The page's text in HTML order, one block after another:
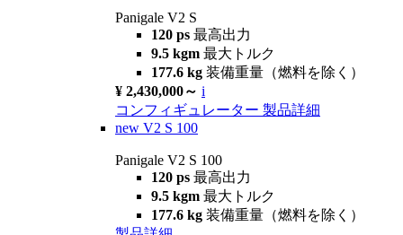
Panigale V2 S
120 ps 最高出力
9.5 kgm 最大トルク
177.6 kg 装備重量（燃料を除く）
¥ 2,430,000～ i
コンフィギュレーター 製品詳細
new V2 S 100
Panigale V2 S 100
120 ps 最高出力
9.5 kgm 最大トルク
177.6 kg 装備重量（燃料を除く）